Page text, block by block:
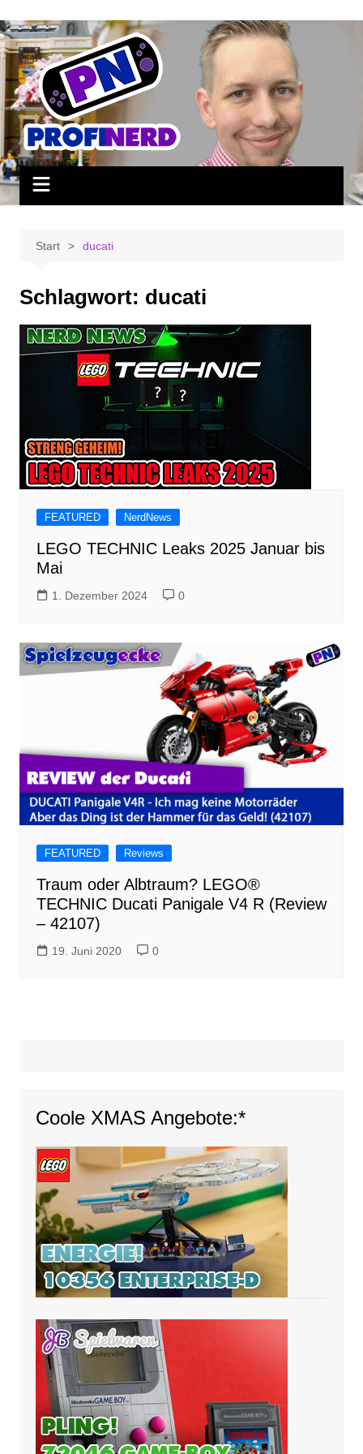
Inhalt
springen
Start ducati
Schlagwort: ducati
FEATURED NerdNews
LEGO TECHNIC Leaks 2025 Januar bis
Mai
1. Dezember 2024 0
FEATURED Reviews
Traum oder Albtraum? LEGO®
TECHNIC Ducati Panigale V4 R (Review
– 42107)
19. Juni 2020 0
Coole XMAS Angebote:*